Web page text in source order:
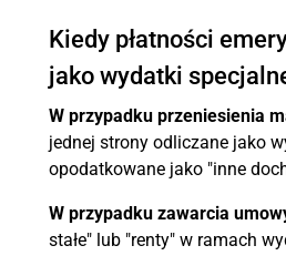
Kiedy płatności
jako wydatki
W przypadku przeniesienia
jednej strony odliczane jako
opodatkowane jako "inne
W przypadku zawarcia
stałe" lub "renty" w ramach